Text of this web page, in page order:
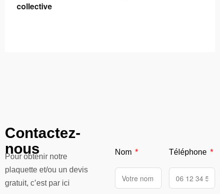
collective
Contactez-
nous
Pour obtenir notre
plaquette et/ou un devis
gratuit, c’est par ici
Nom Téléphone